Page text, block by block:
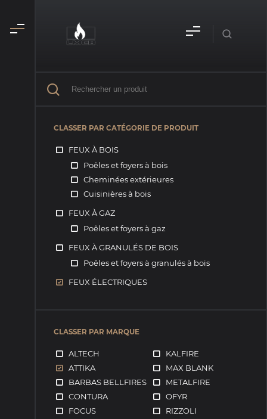
CLASSER PAR CATÉGORIE DE PRODUIT
FEUX À BOIS
Poêles et foyers à bois
Cheminées extérieures
Cuisinières à bois
FEUX À GAZ
Poêles et foyers à gaz
FEUX À GRANULÉS DE BOIS
Poêles et foyers à granulés à bois
FEUX ÉLECTRIQUES
CLASSER PAR MARQUE
ALTECH
ATTIKA
BARBAS BELLFIRES
CONTURA
FOCUS
KALFIRE
MAX BLANK
METALFIRE
OFYR
RIZZOLI